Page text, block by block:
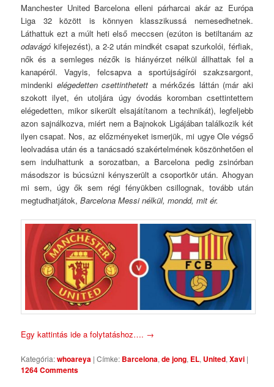
Manchester United Barcelona elleni párharcai akár az Európa
Liga 32 között is könnyen klasszikussá nemesedhetnek.
Láthattuk ezt a múlt heti első meccsen (ezúton is betiltanám az
odavágó kifejezést), a 2-2 után mindkét csapat szurkolói, férfiak,
nők és a semleges nézők is hiányérzet nélkül állhattak fel a
kanapéról. Vagyis, felcsapva a sportújságírói szakzsargont,
mindenki elégedetten csettinthetett a mérkőzés láttán (már aki
szokott ilyet, én utoljára úgy óvodás koromban csettintettem
elégedetten, mikor sikerült elsajátítanom a technikát), legfeljebb
azon sajnálkozva, miért nem a Bajnokok Ligájában találkozik két
ilyen csapat. Nos, az előzményeket ismerjük, mi ugye Ole végső
leolvadása után és a tanácsadó szakértelmének köszönhetően el
sem indulhattunk a sorozatban, a Barcelona pedig zsinórban
másodszor is búcsúzni kényszerült a csoportkör után. Ahogyan
mi sem, úgy ők sem régi fényükben csillognak, tovább után
megtudhatjátok,Barcelona Messi nélkül, mondd, mit ér.
Egy kattintás ide a folytatáshoz…. →
Kategória:whoareya |Címke: Barcelona,de jong, EL, United,Xavi |
1264 Comments